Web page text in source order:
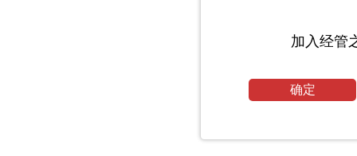
加入经管
确定